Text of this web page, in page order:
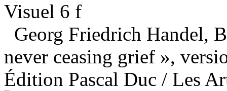
Visuel 6 f
Georg Friedrich Handel,
never ceasing grief »,
Édition Pascal Duc / Les